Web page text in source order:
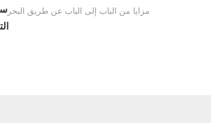
مزايا من الباب إلى الباب عن طريق البحر